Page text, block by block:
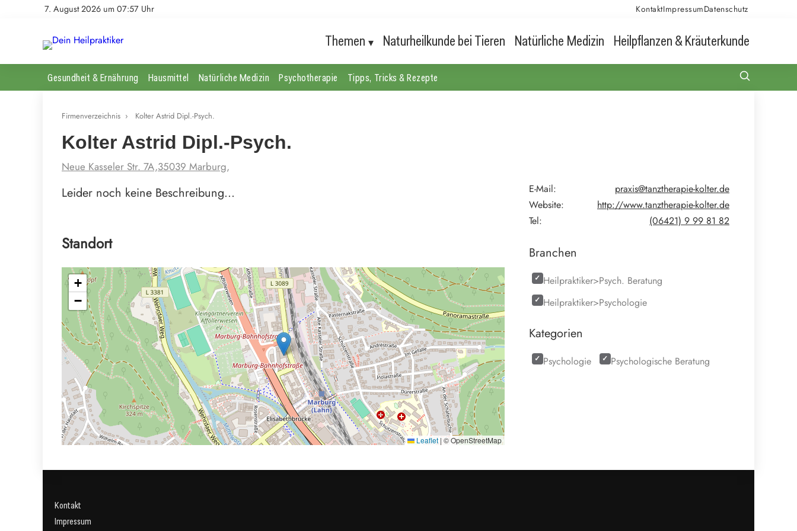
7. August 2026 um 07:57 Uhr KontaktImpressumDatenschutz
Themen Naturheilkunde bei Tieren Natürliche Medizin Heilpflanzen & Kräuterkunde
Gesundheit & Ernährung Hausmittel Natürliche Medizin Psychotherapie Tipps, Tricks & Rezepte
Firmenverzeichnis › Kolter Astrid Dipl.-Psych.
Kolter Astrid Dipl.-Psych.
Neue Kasseler Str. 7A,35039 Marburg,
Leider noch keine Beschreibung…
Standort
+
−
Leaflet | © OpenStreetMap
E-Mail:
praxis@tanztherapie-kolter.de
Website:
http://www.tanztherapie-kolter.de
Tel:
(06421) 9 99 81 82
Branchen
Heilpraktiker>Psych. Beratung
Heilpraktiker>Psychologie
Kategorien
Psychologie Psychologische Beratung
Kontakt
Impressum